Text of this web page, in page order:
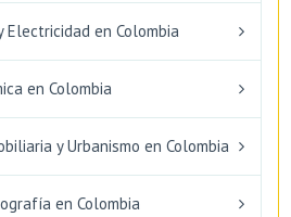
en Colombia
en Colombia
y Urbanismo en Colombia
en Colombia